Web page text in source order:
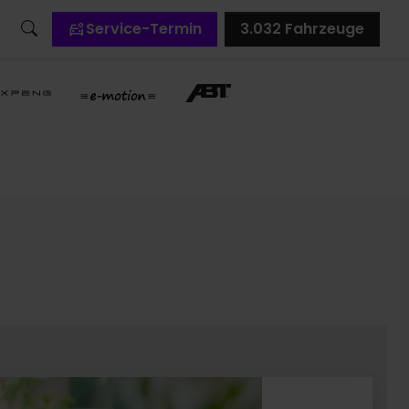
Service-Termin Fahrzeuge
3.032